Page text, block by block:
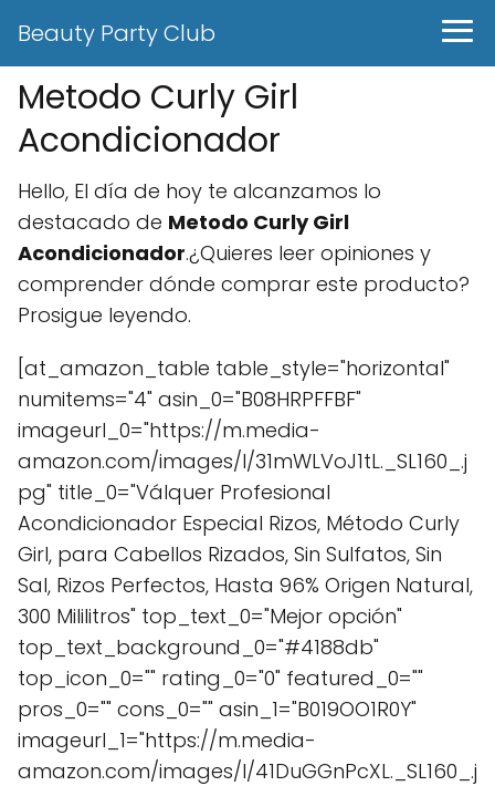
Beauty Party Club
Metodo Curly Girl
Acondicionador
Hello, El día de hoy te alcanzamos lo
destacado de Metodo Curly Girl
Acondicionador.¿Quieres leer opiniones y
comprender dónde comprar este producto?
Prosigue leyendo.
[at_amazon_table table_style="horizontal"
numitems="4" asin_0="B08HRPFFBF"
imageurl_0="https://m.media-
amazon.com/images/I/31mWLVoJ1tL._SL160_.j
pg" title_0="Válquer Profesional
Acondicionador Especial Rizos, Método Curly
Girl, para Cabellos Rizados, Sin Sulfatos, Sin
Sal, Rizos Perfectos, Hasta 96% Origen Natural,
300 Mililitros" top_text_0="Mejor opción"
top_text_background_0="#4188db"
top_icon_0="" rating_0="0" featured_0=""
pros_0="" cons_0="" asin_1="B019OO1R0Y"
imageurl_1="https://m.media-
amazon.com/images/I/41DuGGnPcXL._SL160_.j